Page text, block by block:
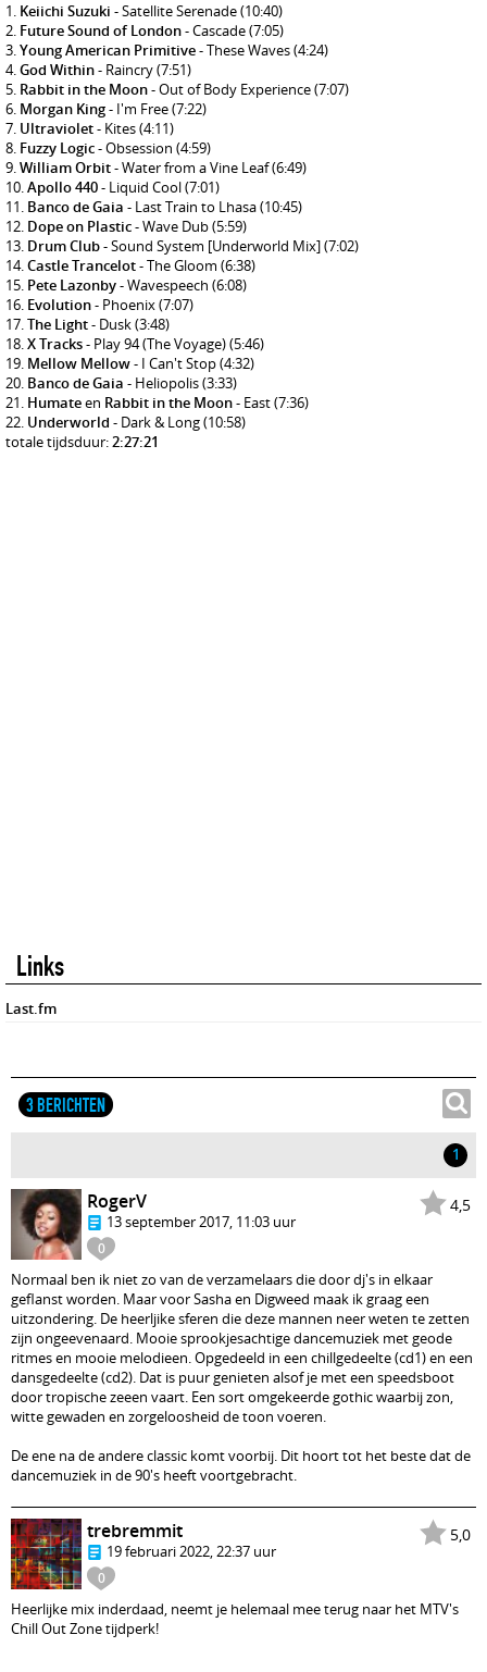
Keiichi Suzuki - Satellite Serenade(10:40)
Future Sound of London- Cascade(7:05)
Young American Primitive- These Waves(4:24)
God Within- Raincry(7:51)
Rabbit in the Moon- Out of Body Experience(7:07)
Morgan King- I'm Free(7:22)
Ultraviolet- Kites(4:11)
Fuzzy Logic- Obsession (4:59)
William Orbit- Water from a Vine Leaf(6:49)
Apollo 440- Liquid Cool(7:01)
Banco de Gaia - Last Train to Lhasa(10:45)
Dope on Plastic- Wave Dub(5:59)
Drum Club- Sound System [Underworld Mix](7:02)
Castle Trancelot- The Gloom (6:38)
Pete Lazonby- Wavespeech (6:08)
Evolution- Phoenix(7:07)
The Light- Dusk(3:48)
X Tracks- Play 94 (The Voyage)(5:46)
Mellow Mellow- I Can't Stop(4:32)
Banco de Gaia - Heliopolis(3:33)
Humateen Rabbit in the Moon- East(7:36)
Underworld - Dark & Long(10:58)
totale tijdsduur:2:27:21
Links
Last.fm
3 BERICHTEN
1
4,5
0
RogerV
13 september 2017, 11:03 uur
Normaal ben ik niet zo van de verzamelaars die door dj's in elkaar
geflanst worden. Maar voor Sasha en Digweed maak ik graag een
uitzondering. De heerljike sferen die deze mannen neer weten te zetten
zijn ongeevenaard. Mooie sprookjesachtige dancemuziek met geode
ritmes en mooie melodieen. Opgedeeld in een chillgedeelte (cd1) en een
dansgedeelte (cd2). Dat is puur genieten alsof je met een speedsboot
door tropische zeeen vaart. Een sort omgekeerde gothic waarbij zon,
witte gewaden en zorgeloosheid de toon voeren.
De ene na de andere classic komt voorbij. Dit hoort tot het beste dat de
dancemuziek in de 90's heeft voortgebracht.
5,0
0
trebremmit
19 februari 2022, 22:37 uur
Heerlijke mix inderdaad, neemt je helemaal mee terug naar het MTV's
Chill Out Zone tijdperk!